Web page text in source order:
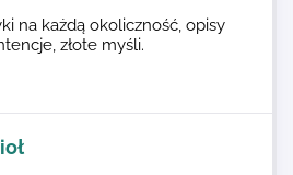
na każdą okoliczność, opisy
złote myśli.